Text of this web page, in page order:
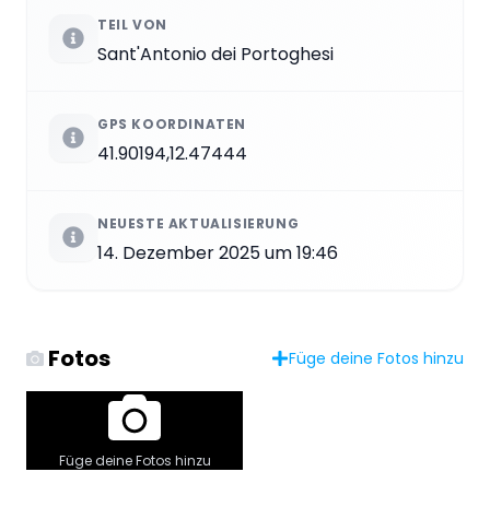
TEIL VON
Sant'Antonio dei Portoghesi
GPS KOORDINATEN
41.90194,12.47444
NEUESTE AKTUALISIERUNG
14. Dezember 2025 um 19:46
Fotos Füge deine Fotos hinzu
Füge deine Fotos hinzu